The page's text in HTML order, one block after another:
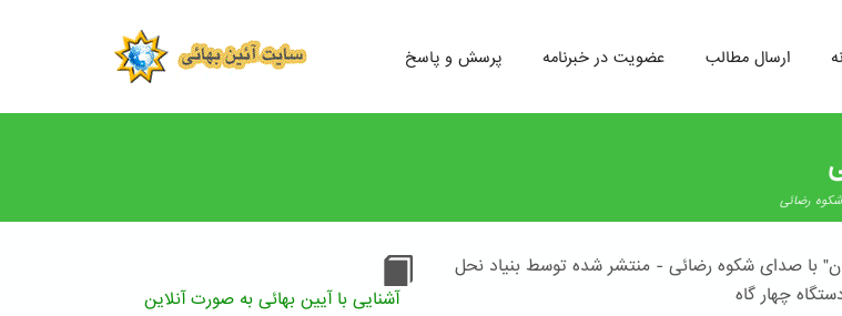
پرسش و پاسخ عضویت در خبرنامه ارسال مطالب
رضائی
با صدای شکوه رضائی - منتشر شده توسط بنیاد نحل
آشنایی با آیین بهائی به صورت آنلاین